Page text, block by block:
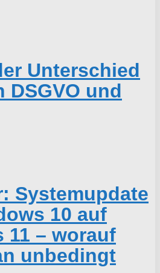
Unterschied
DSGVO und
Systemupdate
10 auf
11 – worauf
unbedingt